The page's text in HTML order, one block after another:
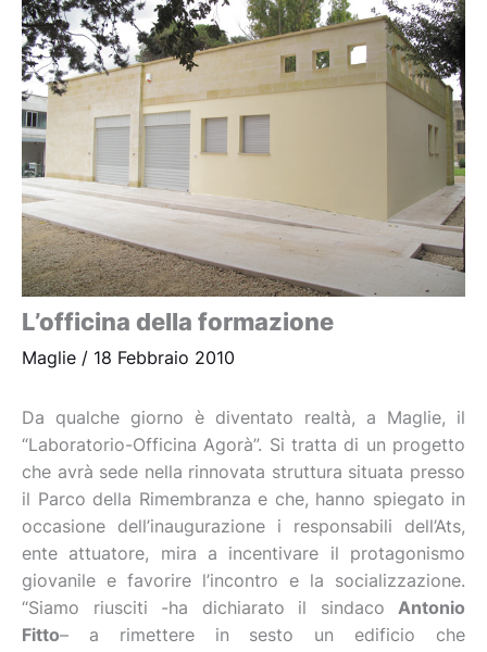
L’officina della formazione
Maglie / 18 Febbraio 2010
Da qualche giorno è diventato realtà, a Maglie, il
“Laboratorio-Officina Agorà”. Si tratta di un progetto
che avrà sede nella rinnovata struttura situata presso
il Parco della Rimembranza e che, hanno spiegato in
occasione dell’inaugurazione i responsabili dell’Ats,
ente attuatore, mira a incentivare il protagonismo
giovanile e favorire l’incontro e la socializzazione.
“Siamo riusciti -ha dichiarato il sindaco Antonio
Fitto– a rimettere in sesto un edificio che